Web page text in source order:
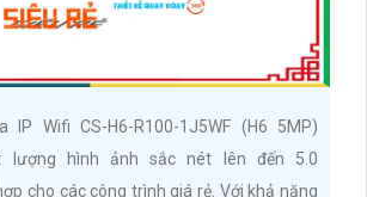
IP Wifi CS-H6-R100-1J5WF (H6 5MP)
lượng hình ảnh sắc nét lên đến 5.0
cho các công trình giá rẻ. Với khả năng